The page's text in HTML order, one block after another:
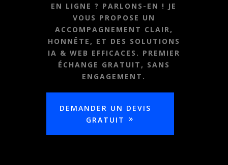
EN LIGNE ? PARLONS-EN ! JE
VOUS PROPOSE UN
ACCOMPAGNEMENT CLAIR,
HONNÊTE, ET DES SOLUTIONS
IA & WEB EFFICACES. PREMIER
ÉCHANGE GRATUIT, SANS
ENGAGEMENT.
DEMANDER UN DEVIS
GRATUIT